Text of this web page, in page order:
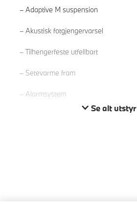
Adaptive M suspension
Akustisk fotgjengervarsel
Tilhengerfeste utfellbart
Setevarme fram
Alarmsystem
Se alt utstyr
Les mer